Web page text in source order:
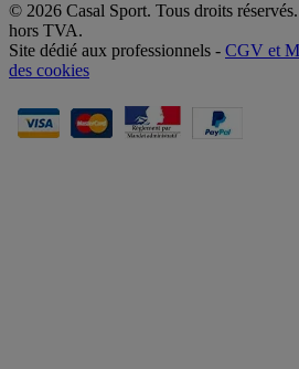
© 2026 Casal Sport. Tous droits
hors TVA.
Site dédié aux professionnels - CGV et
des cookies